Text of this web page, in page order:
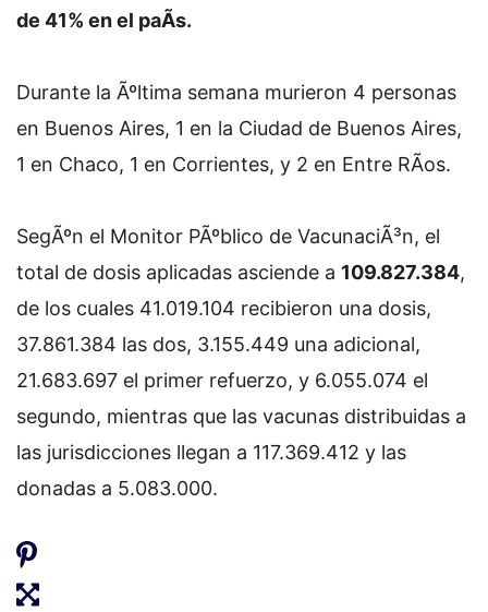
de 41% en el paÃ­s.
Durante la Ãºltima semana murieron 4 personas
en Buenos Aires, 1 en la Ciudad de Buenos Aires,
1 en Chaco, 1 en Corrientes, y 2 en Entre RÃ­os.
SegÃºn el Monitor PÃºblico de VacunaciÃ³n, el
total de dosis aplicadas asciende a 109.827.384,
de los cuales 41.019.104 recibieron una dosis,
37.861.384 las dos, 3.155.449 una adicional,
21.683.697 el primer refuerzo, y 6.055.074 el
segundo, mientras que las vacunas distribuidas a
las jurisdicciones llegan a 117.369.412 y las
donadas a 5.083.000.